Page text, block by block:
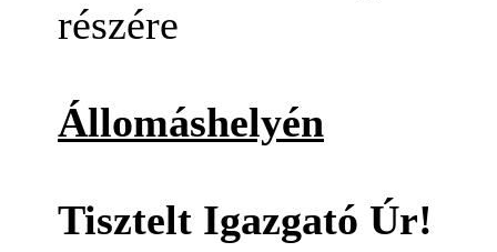
részére
Állomáshelyén
Tisztelt Igazgató Úr!